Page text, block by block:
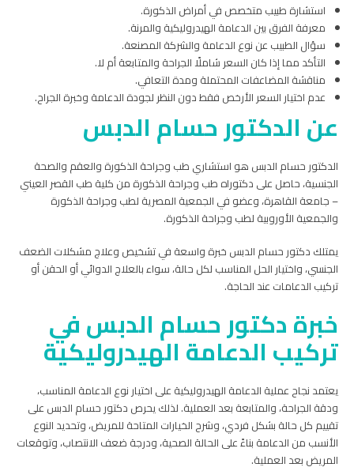
استشارة طبيب متخصص في أمراض الذكورة.
معرفة الفرق بين الدعامة الهيدروليكية والمرنة.
سؤال الطبيب عن نوع الدعامة والشركة المصنعة.
التأكد مما إذا كان السعر شاملًا الجراحة والمتابعة أم لا.
مناقشة المضاعفات المحتملة ومدة التعافي.
عدم اختيار السعر الأرخص فقط دون النظر لجودة الدعامة وخبرة الجراح.
عن الدكتور حسام الدبس
الدكتور حسام الدبس هو استشاري طب وجراحة الذكورة والعقم والصحة
الجنسية، حاصل على دكتوراه طب وجراحة الذكورة من كلية طب القصر العيني
– جامعة القاهرة، وعضو في الجمعية المصرية لطب وجراحة الذكورة
والجمعية الأوروبية لطب وجراحة الذكورة.
يمتلك دكتور حسام الدبس خبرة واسعة في تشخيص وعلاج مشكلات الضعف
الجنسي، واختيار الحل المناسب لكل حالة، سواء بالعلاج الدوائي أو الحقن أو
تركيب الدعامات عند الحاجة.
خبرة دكتور حسام الدبس في
تركيب الدعامة الهيدروليكية
يعتمد نجاح عملية الدعامة الهيدروليكية على اختيار نوع الدعامة المناسب،
ودقة الجراحة، والمتابعة بعد العملية. لذلك يحرص دكتور حسام الدبس على
تقييم كل حالة بشكل فردي، وشرح الخيارات المتاحة للمريض، وتحديد النوع
الأنسب من الدعامة بناءً على الحالة الصحية، ودرجة ضعف الانتصاب، وتوقعات
المريض بعد العملية.